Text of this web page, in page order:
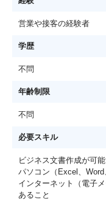
営業や接客の経験者
学歴
不問
年齢制限
不問
必要スキル
ビジネス文書作成が可能
パソコン（Excel、Word
インターネット（電子
あること